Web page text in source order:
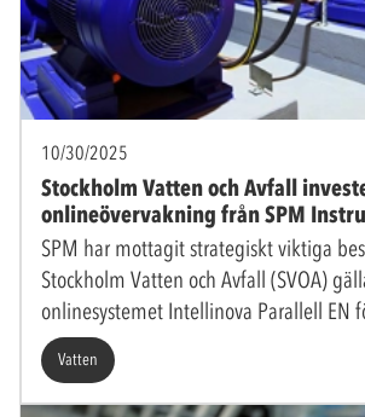
10/30/2025
Stockholm Vatten och Avfall
onlineövervakning från SPM
SPM har mottagit strategiskt viktiga
Stockholm Vatten och Avfall (SVOA)
onlinesystemet Intellinova Parallell EN
Vatten